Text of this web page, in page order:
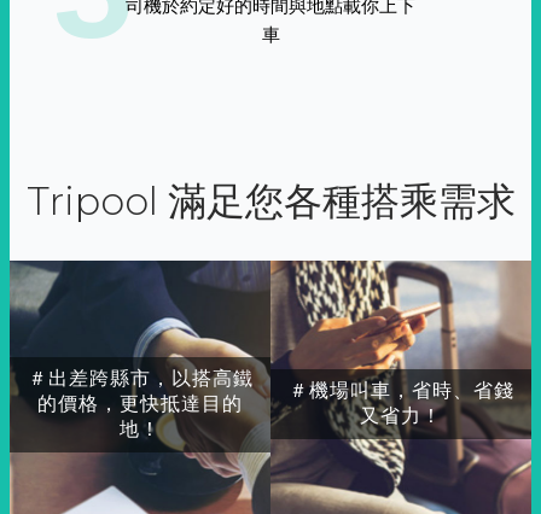
司機於約定好的時間與地點載你上下
車
Tripool 滿足您各種搭乘需求
＃出差跨縣市，以搭高鐵
的價格，更快抵達目的
地！
＃機場叫車，省時、省錢
又省力！